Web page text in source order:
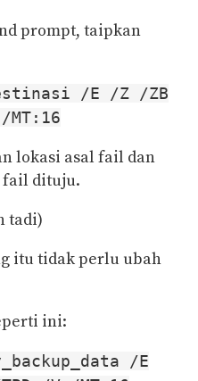
prompt, taipkan
/E /Z /ZB
lokasi asal fail dan
fail dituju.
tadi)
itu tidak perlu ubah
ini:
/E